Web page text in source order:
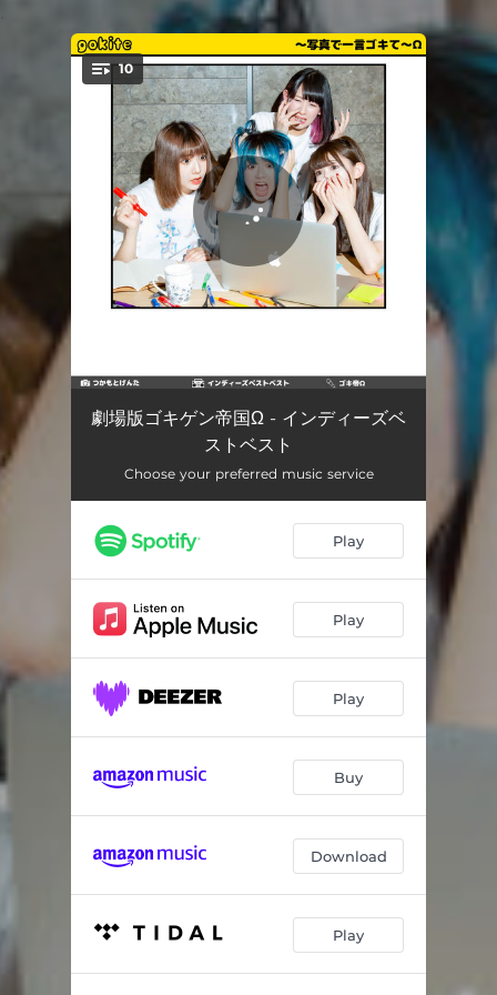
You're all set!
10
人の金で焼肉食べたい 03:53
大切なお知らせ 04:47
カミサマ 03:54
Nice to meetune 04:45
すごいすごい優勝のうた 05:04
I NEET YOU 04:20
深夜のラーメン最高 02:57
劇場版ゴキゲン帝国Ω - インディーズベ
ストベスト
Choose your preferred music service
Play
Play
Play
Buy
Download
Play